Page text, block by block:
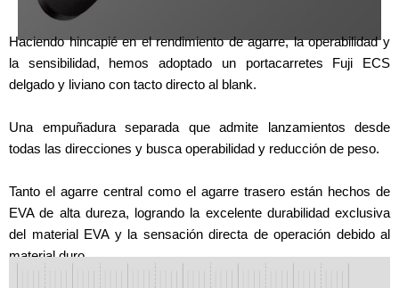
Haciendo hincapié en el rendimiento de agarre, la operabilidad y
la sensibilidad, hemos adoptado un portacarretes Fuji ECS
delgado y liviano con tacto directo al blank.
Una empuñadura separada que admite lanzamientos desde
todas las direcciones y busca operabilidad y reducción de peso.
Tanto el agarre central como el agarre trasero están hechos de
EVA de alta dureza, logrando la excelente durabilidad exclusiva
del material EVA y la sensación directa de operación debido al
material duro.